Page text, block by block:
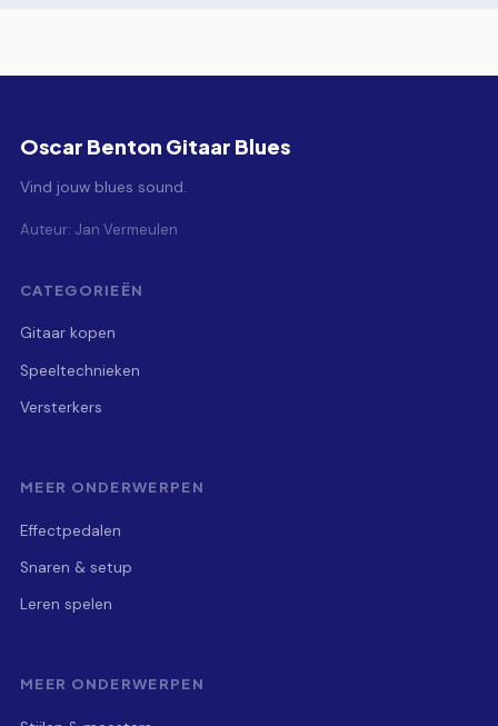
Oscar Benton Gitaar Blues
Vind jouw blues sound.
Auteur: Jan Vermeulen
CATEGORIEËN
Gitaar kopen
Speeltechnieken
Versterkers
MEER ONDERWERPEN
Effectpedalen
Snaren & setup
Leren spelen
MEER ONDERWERPEN